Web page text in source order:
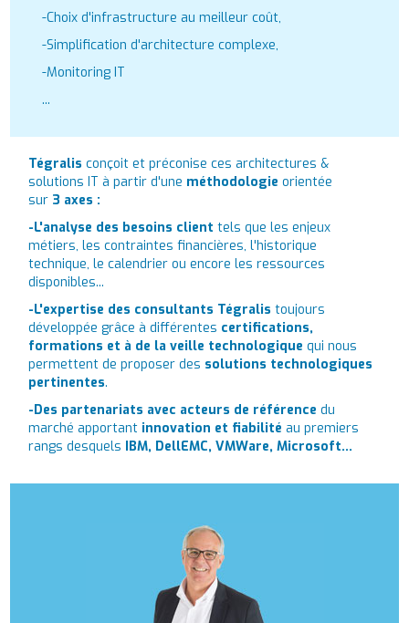
-Choix d'infrastructure au meilleur coût,
-Simplification d'architecture complexe,
-Monitoring IT
...
Tégralisconçoit et préconise ces architectures &
solutions IT à partir d'une méthodologieorientée
sur 3 axes :
-L'analyse des besoins client tels que les enjeux
métiers, les contraintes financières, l'historique
technique, le calendrier ou encore les ressources
disponibles...
-L'expertise des consultants Tégralis toujours
développée grâce à différentes certifications,
formations et à de la veille technologique qui nous
permettent de proposer des solutions technologiques
pertinentes.
-Des partenariats avec acteurs de référence du
marché apportant innovation et fiabilitéau premiers
rangs desquels IBM, DellEMC, VMWare, Microsoft...